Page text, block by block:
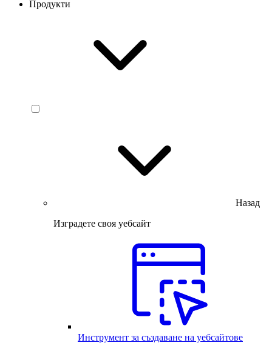
Продукти
Назад
Изградете своя уебсайт
Инструмент за създаване на уебсайтове